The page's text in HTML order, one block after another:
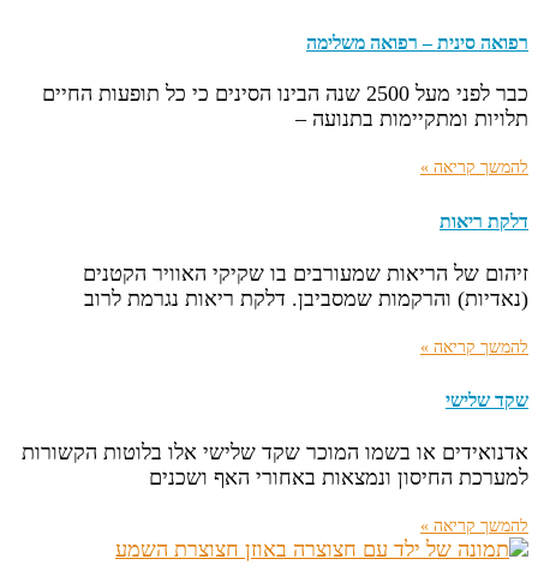
רפואה סינית – רפואה משלימה
כבר לפני מעל 2500 שנה הבינו הסינים כי כל תופעות החיים
תלויות ומתקיימות בתנועה –
להמשך קריאה »
דלקת ריאות
זיהום של הריאות שמעורבים בו שקיקי האוויר הקטנים
(נאדיות) והרקמות שמסביבן. דלקת ריאות נגרמת לרוב
להמשך קריאה »
שקד שלישי
אדנואידים או בשמו המוכר שקד שלישי אלו בלוטות הקשורות
למערכת החיסון ונמצאות באחורי האף ושכנים
להמשך קריאה »